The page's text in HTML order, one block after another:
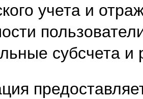
учета и
субсчета и